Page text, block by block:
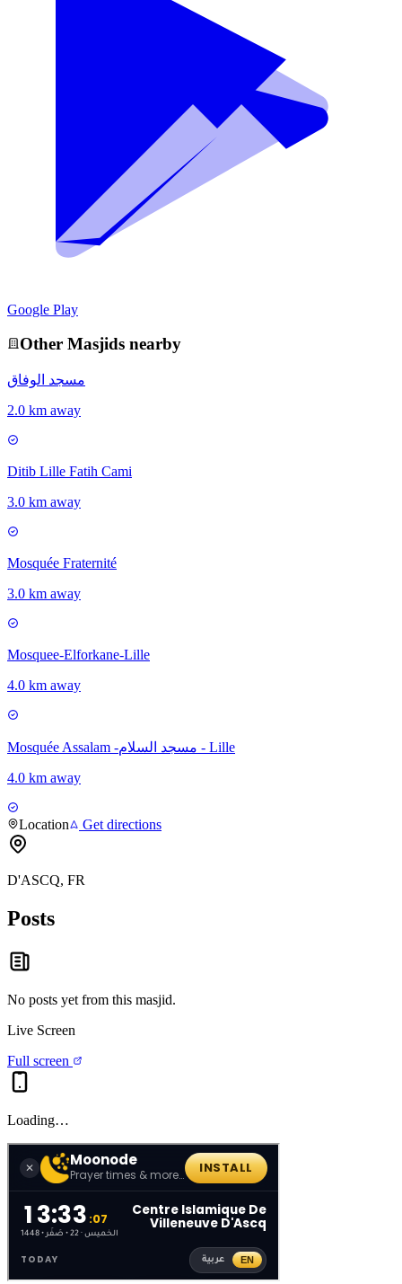
Google Play
Other Masjids nearby
مسجد الوفاق
2.0 km away
Ditib Lille Fatih Cami
3.0 km away
Mosquée Fraternité
3.0 km away
Mosquee-Elforkane-Lille
4.0 km away
Mosquée Assalam -مسجد السلام - Lille
4.0 km away
Location Get directions
D'ASCQ, FR
Posts
No posts yet from this masjid.
Live Screen
Full screen
Loading…